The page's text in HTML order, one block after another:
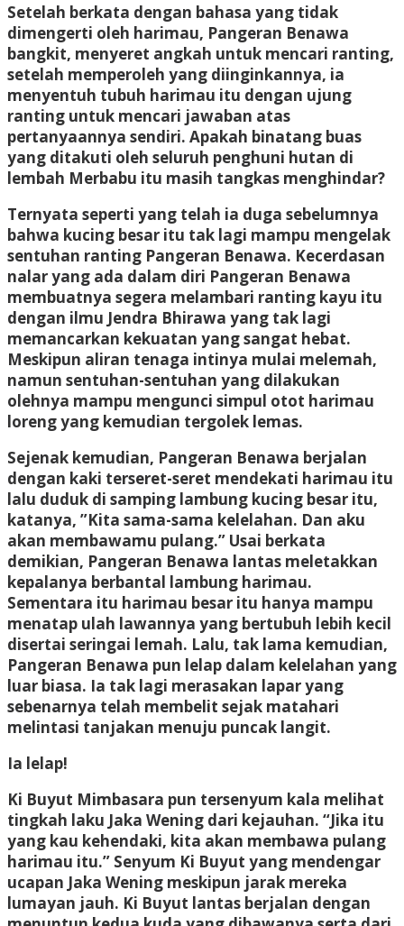
Setelah berkata dengan bahasa yang tidak
dimengerti oleh harimau, Pangeran Benawa
bangkit, menyeret angkah untuk mencari ranting,
setelah memperoleh yang diinginkannya, ia
menyentuh tubuh harimau itu dengan ujung
ranting untuk mencari jawaban atas
pertanyaannya sendiri. Apakah binatang buas
yang ditakuti oleh seluruh penghuni hutan di
lembah Merbabu itu masih tangkas menghindar?
Ternyata seperti yang telah ia duga sebelumnya
bahwa kucing besar itu tak lagi mampu mengelak
sentuhan ranting Pangeran Benawa. Kecerdasan
nalar yang ada dalam diri Pangeran Benawa
membuatnya segera melambari ranting kayu itu
dengan ilmu Jendra Bhirawa yang tak lagi
memancarkan kekuatan yang sangat hebat.
Meskipun aliran tenaga intinya mulai melemah,
namun sentuhan-sentuhan yang dilakukan
olehnya mampu mengunci simpul otot harimau
loreng yang kemudian tergolek lemas.
Sejenak kemudian, Pangeran Benawa berjalan
dengan kaki terseret-seret mendekati harimau itu
lalu duduk di samping lambung kucing besar itu,
katanya, ”Kita sama-sama kelelahan. Dan aku
akan membawamu pulang.” Usai berkata
demikian, Pangeran Benawa lantas meletakkan
kepalanya berbantal lambung harimau.
Sementara itu harimau besar itu hanya mampu
menatap ulah lawannya yang bertubuh lebih kecil
disertai seringai lemah. Lalu, tak lama kemudian,
Pangeran Benawa pun lelap dalam kelelahan yang
luar biasa. Ia tak lagi merasakan lapar yang
sebenarnya telah membelit sejak matahari
melintasi tanjakan menuju puncak langit.
Ia lelap!
Ki Buyut Mimbasara pun tersenyum kala melihat
tingkah laku Jaka Wening dari kejauhan. “Jika itu
yang kau kehendaki, kita akan membawa pulang
harimau itu.” Senyum Ki Buyut yang mendengar
ucapan Jaka Wening meskipun jarak mereka
lumayan jauh. Ki Buyut lantas berjalan dengan